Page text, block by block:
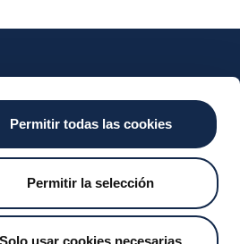
Permitir todas las cookies
Permitir la selección
Solo usar cookies necesarias
Valitic
Switching
News
Iberpay News